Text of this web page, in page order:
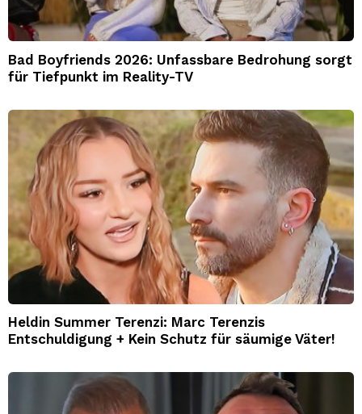
Bad Boyfriends 2026: Unfassbare Bedrohung sorgt
für Tiefpunkt im Reality-TV
Heldin Summer Terenzi: Marc Terenzis
Entschuldigung + Kein Schutz für säumige Väter!